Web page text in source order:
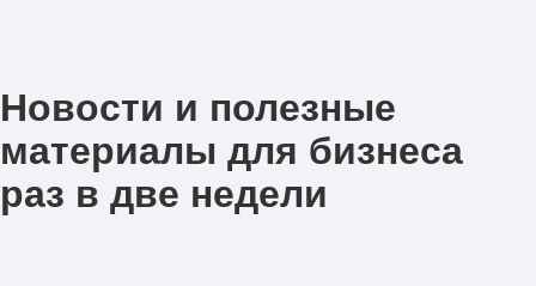
Новости и полезные
материалы для бизнеса
раз в две недели